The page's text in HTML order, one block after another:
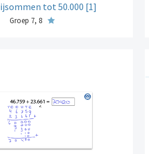
tot 50.000 [1]
Groep 7, 8